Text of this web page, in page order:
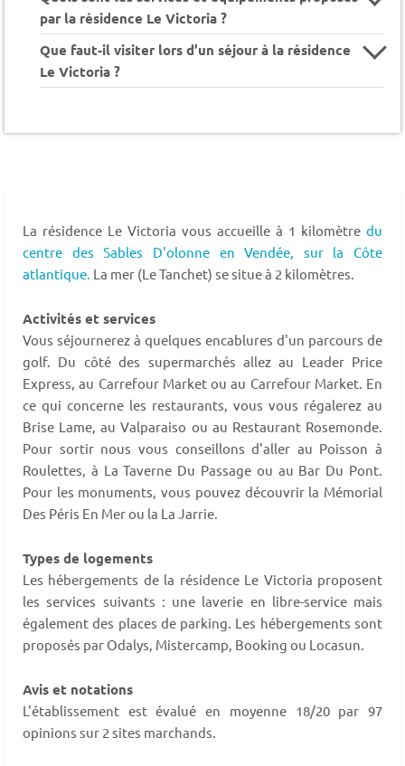
par la résidence Le Victoria ?
Que faut-il visiter lors d’un séjour à la résidence
Le Victoria ?
La résidence Le Victoria vous accueille à 1 kilomètre du
centre des Sables D'olonne en Vendée,
sur la Côte
atlantique. La mer (Le Tanchet) se situe à 2 kilomètres.
Activités et services
Vous séjournerez à quelques encablures d'un parcours de
golf. Du côté des supermarchés allez au Leader Price
Express, au Carrefour Market ou au Carrefour Market. En
ce qui concerne les restaurants, vous vous régalerez au
Brise Lame, au Valparaiso ou au Restaurant Rosemonde.
Pour sortir nous vous conseillons d'aller au Poisson à
Roulettes, à La Taverne Du Passage ou au Bar Du Pont.
Pour les monuments, vous pouvez découvrir la Mémorial
Des Péris En Mer ou la La Jarrie.
Types de logements
Les hébergements de la résidence Le Victoria proposent
les services suivants : une laverie en libre-service mais
également des places de parking. Les hébergements sont
proposés par Odalys, Mistercamp, Booking ou Locasun.
Avis et notations
L'établissement est évalué en moyenne 18/20 par 97
opinions sur 2 sites marchands.